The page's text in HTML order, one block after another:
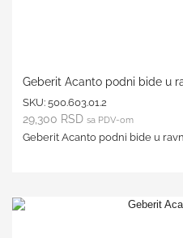
Geberit Acanto podni bide u
SKU: 500.603.01.2
29,300 RSD sa PDV-om
Geberit Acanto podni bide u